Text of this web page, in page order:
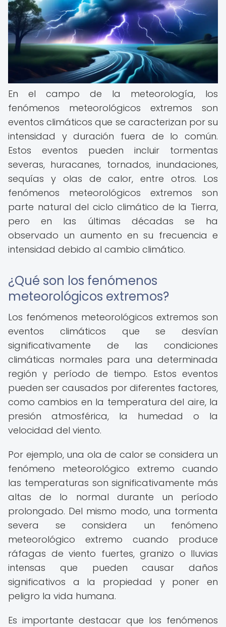
En el campo de la meteorología, los
fenómenos meteorológicos extremos son
eventos climáticos que se caracterizan por su
intensidad y duración fuera de lo común.
Estos eventos pueden incluir tormentas
severas, huracanes, tornados, inundaciones,
sequías y olas de calor, entre otros. Los
fenómenos meteorológicos extremos son
parte natural del ciclo climático de la Tierra,
pero en las últimas décadas se ha
observado un aumento en su frecuencia e
intensidad debido al cambio climático.
¿Qué son los fenómenos
meteorológicos extremos?
Los fenómenos meteorológicos extremos son
eventos climáticos que se desvían
significativamente de las condiciones
climáticas normales para una determinada
región y período de tiempo. Estos eventos
pueden ser causados ​​por diferentes factores,
como cambios en la temperatura del aire, la
presión atmosférica, la humedad o la
velocidad del viento.
Por ejemplo, una ola de calor se considera un
fenómeno meteorológico extremo cuando
las temperaturas son significativamente más
altas de lo normal durante un período
prolongado. Del mismo modo, una tormenta
severa se considera un fenómeno
meteorológico extremo cuando produce
ráfagas de viento fuertes, granizo o lluvias
intensas que pueden causar daños
significativos a la propiedad y poner en
peligro la vida humana.
Es importante destacar que los fenómenos